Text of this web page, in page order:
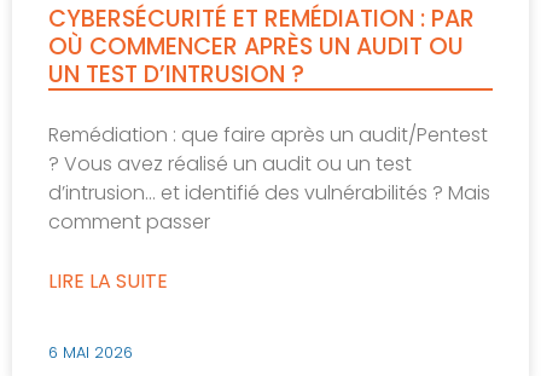
CYBERSÉCURITÉ ET REMÉDIATION : PAR
OÙ COMMENCER APRÈS UN AUDIT OU
UN TEST D’INTRUSION ?
Remédiation : que faire après un audit/Pentest
? Vous avez réalisé un audit ou un test
d’intrusion… et identifié des vulnérabilités ? Mais
comment passer
LIRE LA SUITE
6 MAI 2026